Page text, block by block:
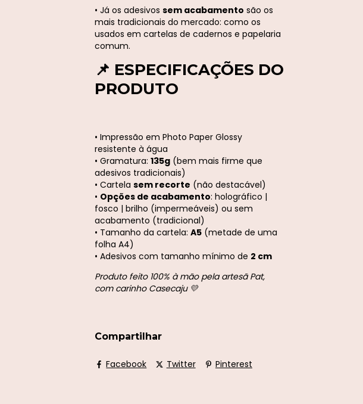
• Já os adesivos sem acabamento são os
mais tradicionais do mercado: como os
usados em cartelas de cadernos e papelaria
comum.
📌 ESPECIFICAÇÕES DO
PRODUTO
• Impressão em Photo Paper Glossy
resistente à água
• Gramatura: 135g (bem mais firme que
adesivos tradicionais)
• Cartela sem recorte (não destacável)
• Opções de acabamento: holográfico |
fosco | brilho (impermeáveis) ou sem
acabamento (tradicional)
• Tamanho da cartela: A5 (metade de uma
folha A4)
• Adesivos com tamanho mínimo de 2 cm
Produto feito 100% à mão pela artesã Pat,
com carinho Casecaju 💛
Compartilhar
Facebook Twitter Pinterest